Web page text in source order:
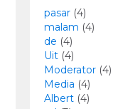
pasar (4)
malam (4)
de (4)
Uit (4)
Moderator (4)
Media (4)
Albert (4)